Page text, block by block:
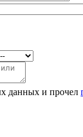
данных и прочел